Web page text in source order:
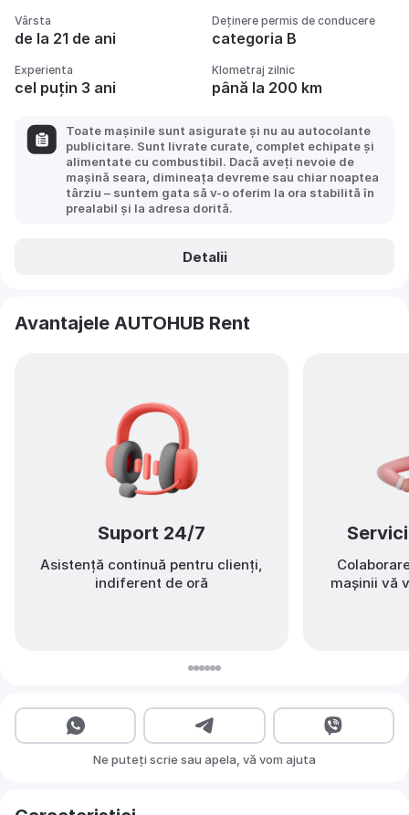
Vârsta
de la 21 de ani
Deținere permis de conducere
categoria B
Experienta
cel puțin 3 ani
Klometraj zilnic
până la 200 km
Toate mașinile sunt asigurate și nu au autocolante
publicitare. Sunt livrate curate, complet echipate și
alimentate cu combustibil. Dacă aveți nevoie de
mașină seara, dimineața devreme sau chiar noaptea
târziu – suntem gata să v-o oferim la ora stabilită în
prealabil și la adresa dorită.
Detalii
Avantajele AUTOHUB Rent
Suport 24/7
Asistență continuă pentru clienți,
indiferent de oră
mașinii vă
Ne puteți scrie sau apela, vă vom ajuta